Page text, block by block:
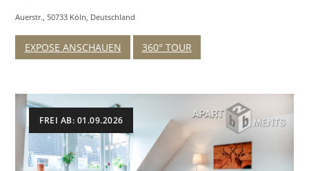
Auerstr., 50733 Köln, Deutschland
EXPOSE ANSCHAUEN 360° TOUR
FREI AB: 01.09.2026